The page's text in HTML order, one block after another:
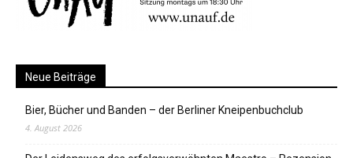
Neue Beiträge
Bier, Bücher und Banden – der Berliner Kneipenbuchclub
4. August 2026